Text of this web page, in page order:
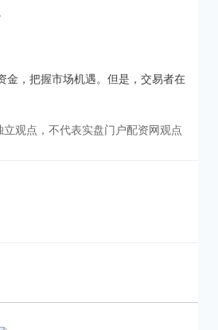
金，把握市场机遇。但是，交易者在
观点，不代表实盘门户配资网观点